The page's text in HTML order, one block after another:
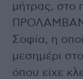
μήτρας, στο
Σοφία, η
μεσημέρι
όπου είχε